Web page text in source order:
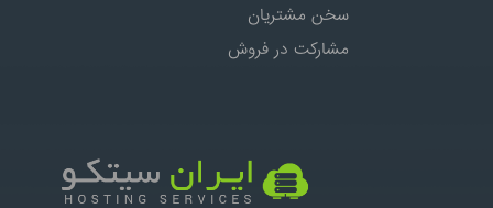
سخن مشتریان
مشارکت در فروش